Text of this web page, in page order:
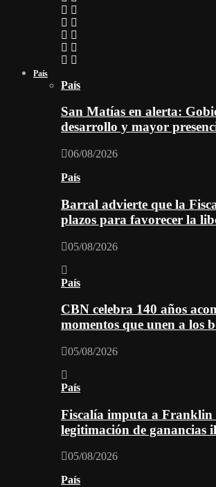
País
País
San Matías en alerta:
desarrollo y mayor
06/08/2026
País
Barral advierte que la
plazos para favorecer la
05/08/2026
País
CBN celebra 140 años
momentos que unen a los
05/08/2026
País
Fiscalía imputa a Franklin
legitimación de ganancias
05/08/2026
País